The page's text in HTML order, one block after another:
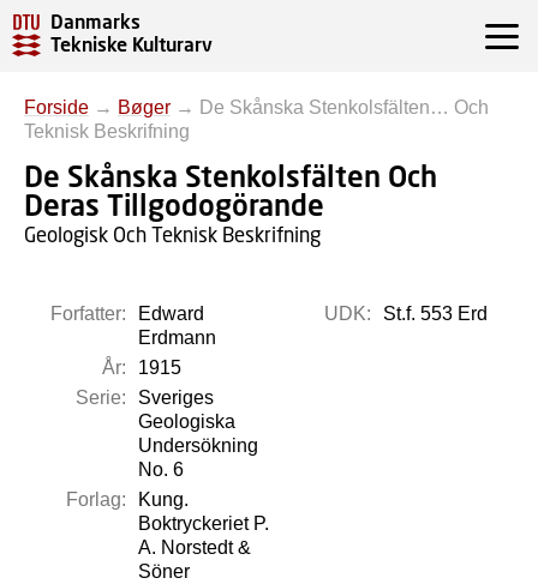
Danmarks
Tekniske Kulturarv
Forside → Bøger → De Skånska Stenkolsfälten… Och
Teknisk Beskrifning
De Skånska Stenkolsfälten Och
Deras Tillgodogörande
Geologisk Och Teknisk Beskrifning
Forfatter:
Edward
Erdmann
År:
1915
Serie:
Sveriges
Geologiska
Undersökning
No. 6
Forlag:
Kung.
Boktryckeriet P.
A. Norstedt &
Söner
UDK: St.f. 553 Erd